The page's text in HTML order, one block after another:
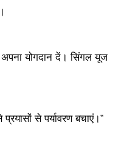
योगदान दें। सिंगल यूज
से पर्यावरण बचाएं।”